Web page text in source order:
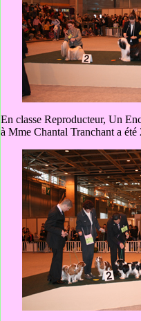
En classe Reproducteur, Un
à Mme Chantal Tranchant a été